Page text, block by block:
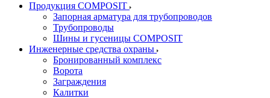
Продукция COMPOSIT
Запорная арматура для трубопроводов
Трубопроводы
Шины и гусеницы COMPOSIT
Инженерные средства охраны
Бронированный комплекс
Ворота
Заграждения
Калитки